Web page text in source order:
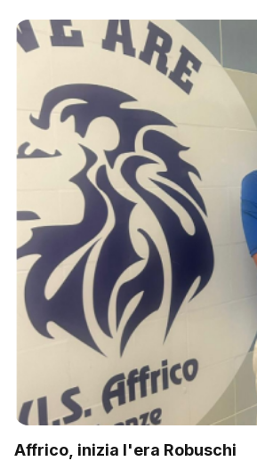
Affrico, inizia l'era Robuschi